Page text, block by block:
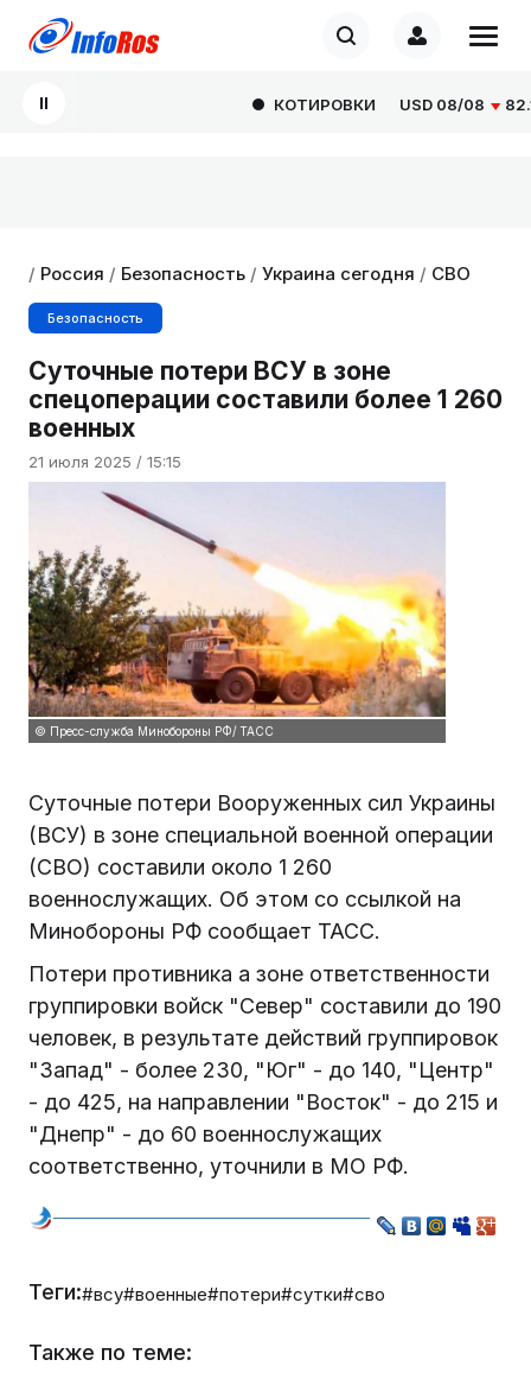
КОТИРОВКИ USD08/08
/ Россия / Безопасность / Украина сегодня / СВО
Безопасность
Суточные потери ВСУ в зоне
спецоперации составили более 1 260
военных
21 июля 2025 / 15:15
© Пресс-служба Минобороны РФ/ ТАСС
Суточные потери Вооруженных сил Украины
(ВСУ) в зоне специальной военной операции
(СВО) составили около 1 260
военнослужащих. Об этом со ссылкой на
Минобороны РФ сообщает ТАСС.
Потери противника а зоне ответственности
группировки войск "Север" составили до 190
человек, в результате действий группировок
"Запад" - более 230, "Юг" - до 140, "Центр"
- до 425, на направлении "Восток" - до 215 и
"Днепр" - до 60 военнослужащих
соответственно, уточнили в МО РФ.
Теги:#всу#военные#потери#сутки#сво
Также по теме: